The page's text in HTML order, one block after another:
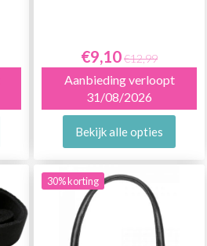
€9,10€12,99
Aanbieding verloopt
31/08/2026
Bekijk alle opties
30% korting